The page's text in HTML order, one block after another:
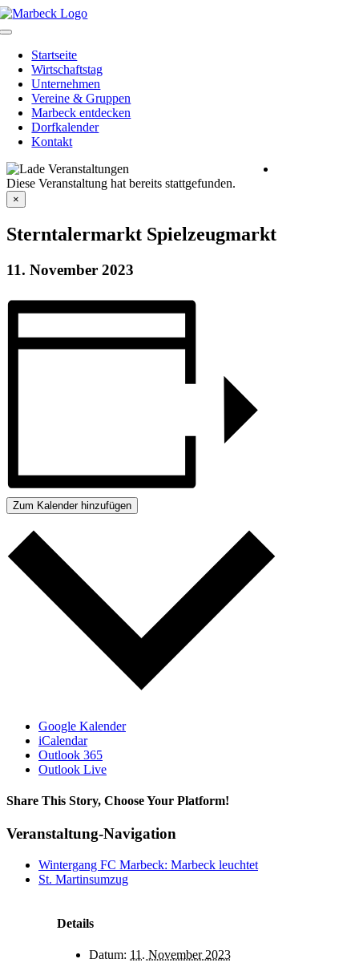
Skip
to
Toggle
NavigationStartseite
Wirtschaftstag
Unternehmen
Vereine & Gruppen
Marbeck entdecken
Dorfkalender
Kontakt
Diese Veranstaltung hat bereits stattgefunden.
×
Sterntalermarkt Spielzeugmarkt
11. November 2023
Zum Kalender hinzufügen
Google Kalender
iCalendar
Outlook 365
Outlook Live
Share This Story, Choose Your Platform!
Facebook
X
Bluesky
Reddit
LinkedIn
WhatsApp
Telegram
Tumblr
Xing
Email
Copy
Veranstaltung-Navigation
Wintergang FC Marbeck: Marbeck leuchtet
St. Martinsumzug
Details
Datum: 11. November 2023